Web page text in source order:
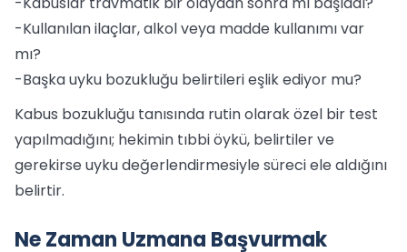
-Kullanılan ilaçlar, alkol veya madde kullanımı var
mı?
-Başka uyku bozukluğu belirtileri eşlik ediyor mu?
Kabus bozukluğu tanısında rutin olarak özel bir test
yapılmadığını; hekimin tıbbi öykü, belirtiler ve
gerekirse uyku değerlendirmesiyle süreci ele aldığını
belirtir.
Ne Zaman Uzmana Başvurmak